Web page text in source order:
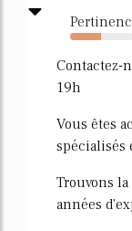
49%
Contactez-
19h
Vous êtes
spécialisés
Trouvons
années